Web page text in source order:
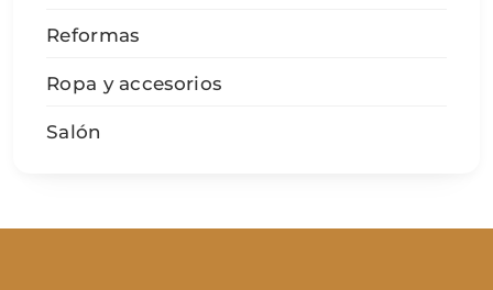
Reformas
Ropa y accesorios
Salón